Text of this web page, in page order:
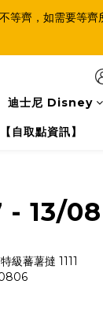
齊，如需要等
迪士尼 Disney
自取點資訊】
13/08